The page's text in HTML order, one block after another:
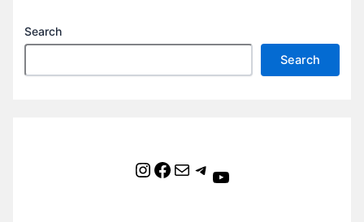
Search
Search
Instagram Facebook Mail Telegram YouTube